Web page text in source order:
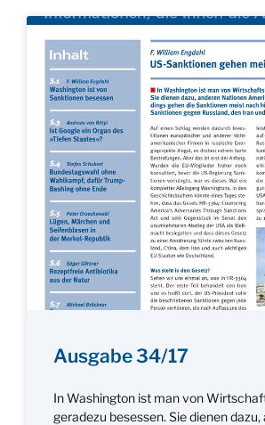
Ausgabe 34/17
In Washington ist man von
geradezu besessen. Sie dienen dazu,